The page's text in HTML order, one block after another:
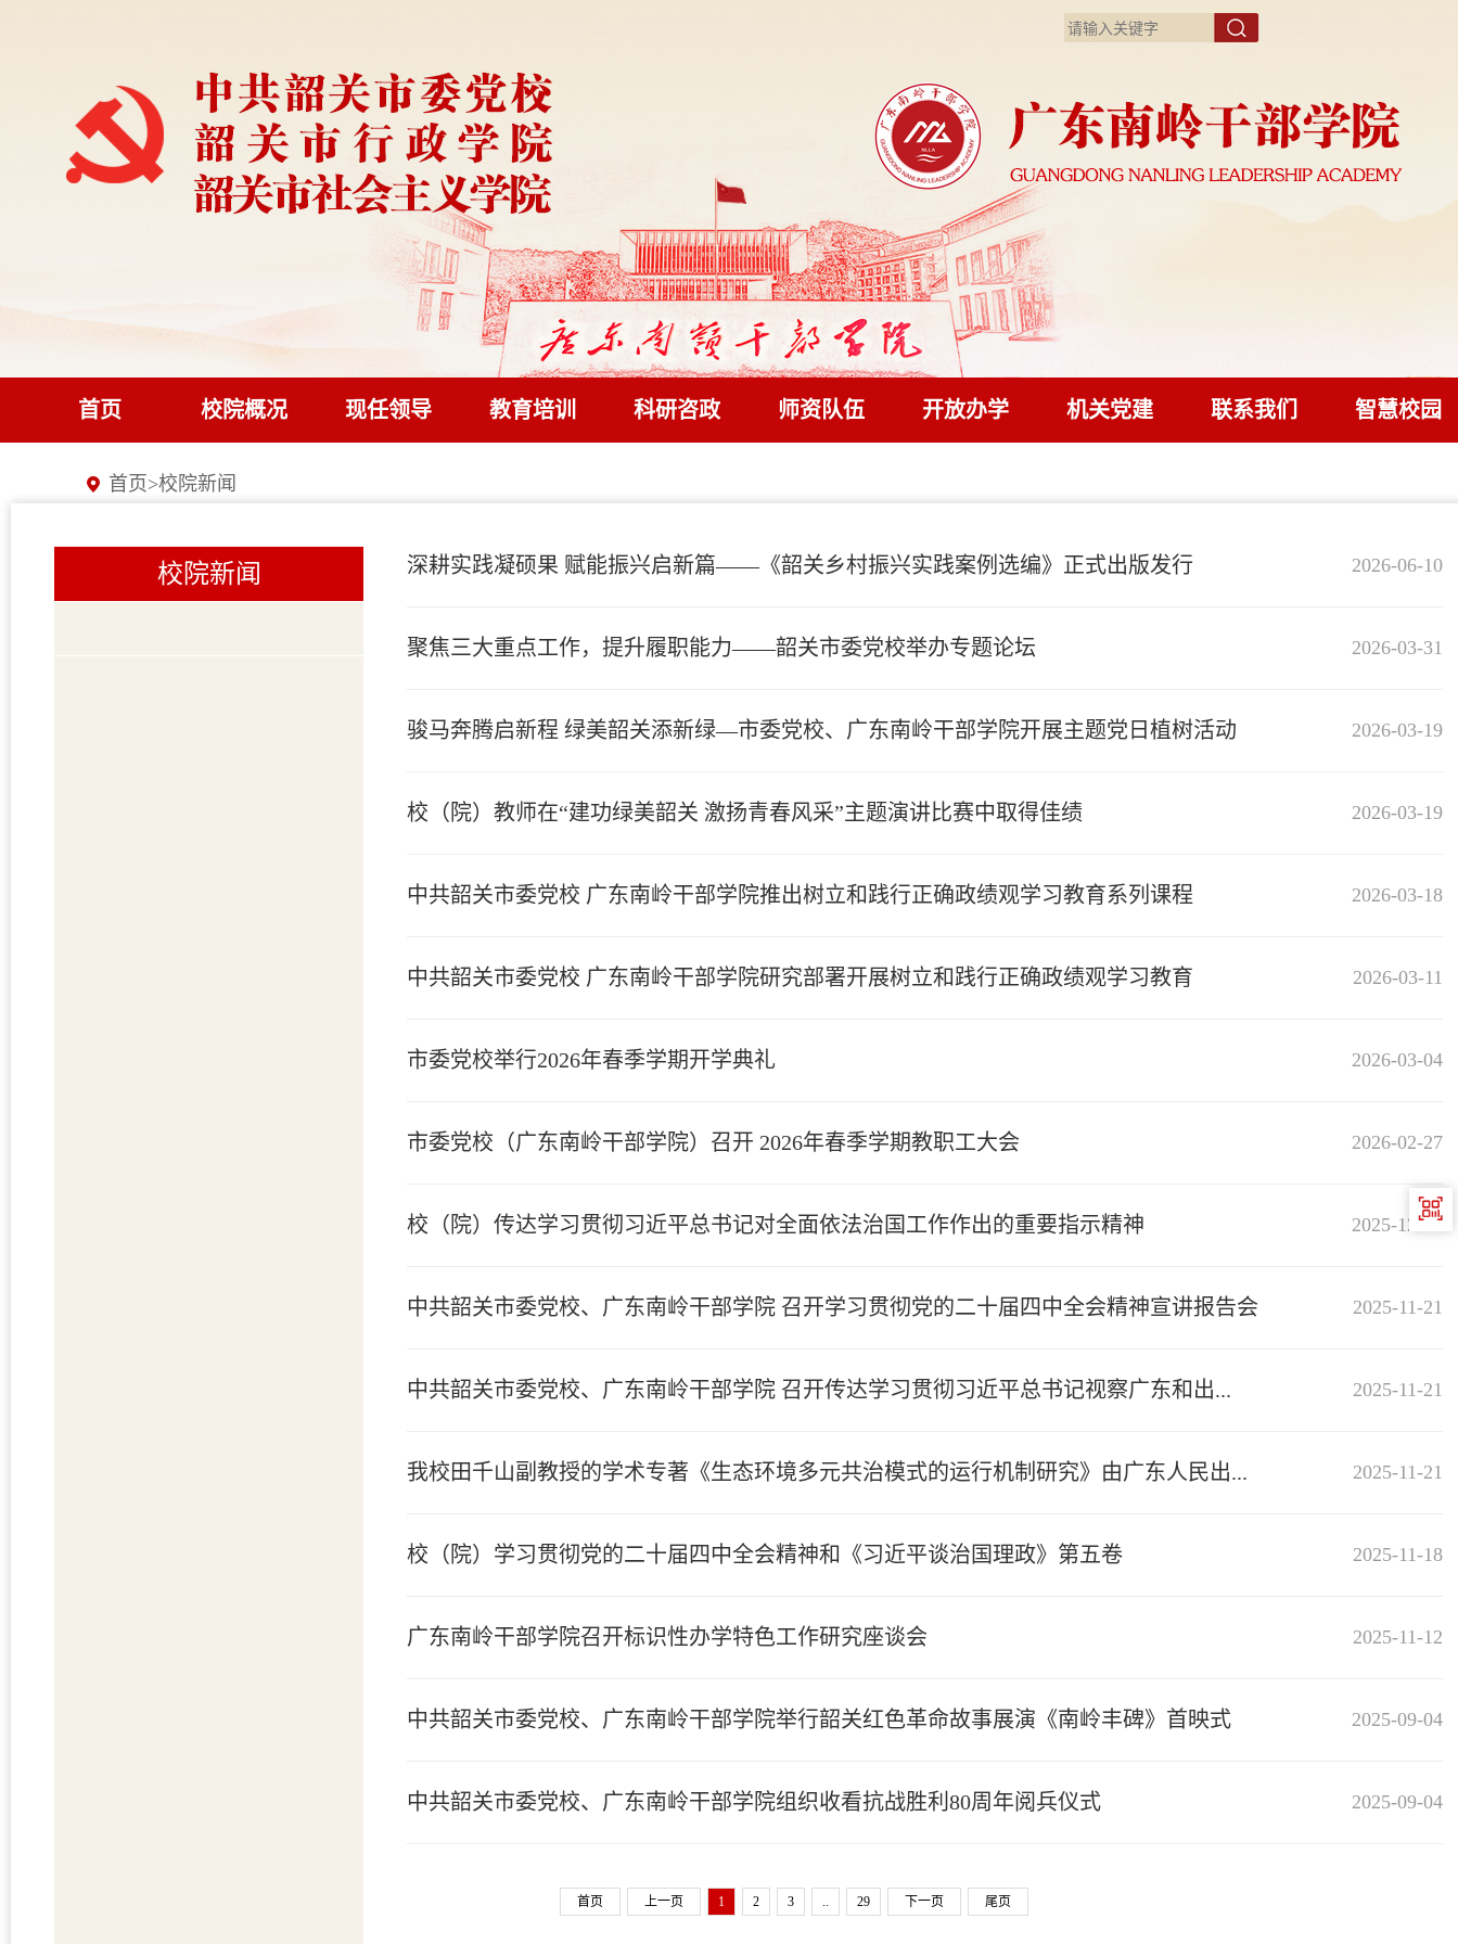
首页 校院概况 现任领导 教育培训 科研咨政 师资队伍 开放办学 机关党建 联系我们 智慧校园
首页>校院新闻
校院新闻 2026-06-10
深耕实践凝硕果 赋能振兴启新篇——《韶关乡村振兴实践案例选编》正式出版发行
2026-03-31
聚焦三大重点工作，提升履职能力——韶关市委党校举办专题论坛
2026-03-19
骏马奔腾启新程 绿美韶关添新绿—市委党校、广东南岭干部学院开展主题党日植树活动
2026-03-19
校（院）教师在“建功绿美韶关 激扬青春风采”主题演讲比赛中取得佳绩
2026-03-18
中共韶关市委党校 广东南岭干部学院推出树立和践行正确政绩观学习教育系列课程
2026-03-11
中共韶关市委党校 广东南岭干部学院研究部署开展树立和践行正确政绩观学习教育
2026-03-04
市委党校举行2026年春季学期开学典礼
2026-02-27
市委党校（广东南岭干部学院）召开 2026年春季学期教职工大会
2025-12-16
校（院）传达学习贯彻习近平总书记对全面依法治国工作作出的重要指示精神
2025-11-21
中共韶关市委党校、广东南岭干部学院 召开学习贯彻党的二十届四中全会精神宣讲报告会
2025-11-21
中共韶关市委党校、广东南岭干部学院 召开传达学习贯彻习近平总书记视察广东和出...
2025-11-21
我校田千山副教授的学术专著《生态环境多元共治模式的运行机制研究》由广东人民出...
2025-11-18
校（院）学习贯彻党的二十届四中全会精神和《习近平谈治国理政》第五卷
2025-11-12
广东南岭干部学院召开标识性办学特色工作研究座谈会
2025-09-04
中共韶关市委党校、广东南岭干部学院举行韶关红色革命故事展演《南岭丰碑》首映式
2025-09-04
中共韶关市委党校、广东南岭干部学院组织收看抗战胜利80周年阅兵仪式
首页 上一页 1 2 3 .. 29 下一页 尾页